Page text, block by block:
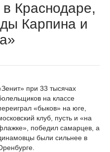
Краснодаре,
Карпина и
при 33 тысячах
на классе
«быков» на юге,
клуб, пусть и «на
победил самарцев, а
были сильнее в